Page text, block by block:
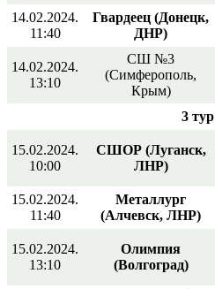
14.02.2024.
11:40
Гвардеец (Донецк,
ДНР)
14.02.2024.
13:10
СШ №3
(Симферополь,
Крым)
3 тур
15.02.2024.
10:00
СШОР (Луганск,
ЛНР)
15.02.2024.
11:40
Металлург
(Алчевск, ЛНР)
15.02.2024.
13:10
Олимпия
(Волгоград)